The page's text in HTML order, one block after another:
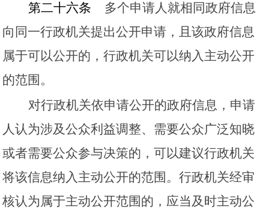
第二十六条
多个申请人就相同政府信息
向同一行政机关提出公开申请，且该政府信息
属于可以公开的，行政机关可以纳入主动公开
的范围。
对行政机关依申请公开的政府信息，申请
人认为涉及公众利益调整、需要公众广泛知晓
或者需要公众参与决策的，可以建议行政机关
将该信息纳入主动公开的范围。行政机关经审
核认为属于主动公开范围的，应当及时主动公